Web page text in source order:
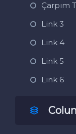
Çarpım
Link 3
Link 4
Link 5
Link 6